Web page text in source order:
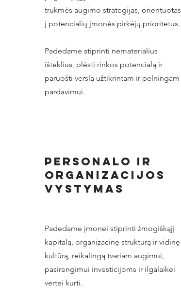
trukmės augimo strategijas, orientuotas
į potencialių įmonės pirkėjų prioritetus.
Padedame stiprinti nematerialius
išteklius, plėsti rinkos potencialą ir
paruošti verslą užtikrintam ir pelningam
pardavimui.
personalo ir
orgAnizacijos
vystymas
Padedame įmonei stiprinti žmogiškąjį
kapitalą, organizacinę struktūrą ir vidinę
kultūrą, reikalingą tvariam augimui,
pasirengimui investicijoms ir ilgalaikei
vertei kurti.